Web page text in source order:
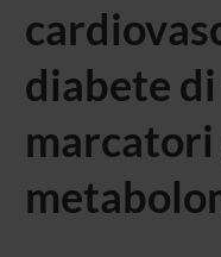
diabete
marcatori